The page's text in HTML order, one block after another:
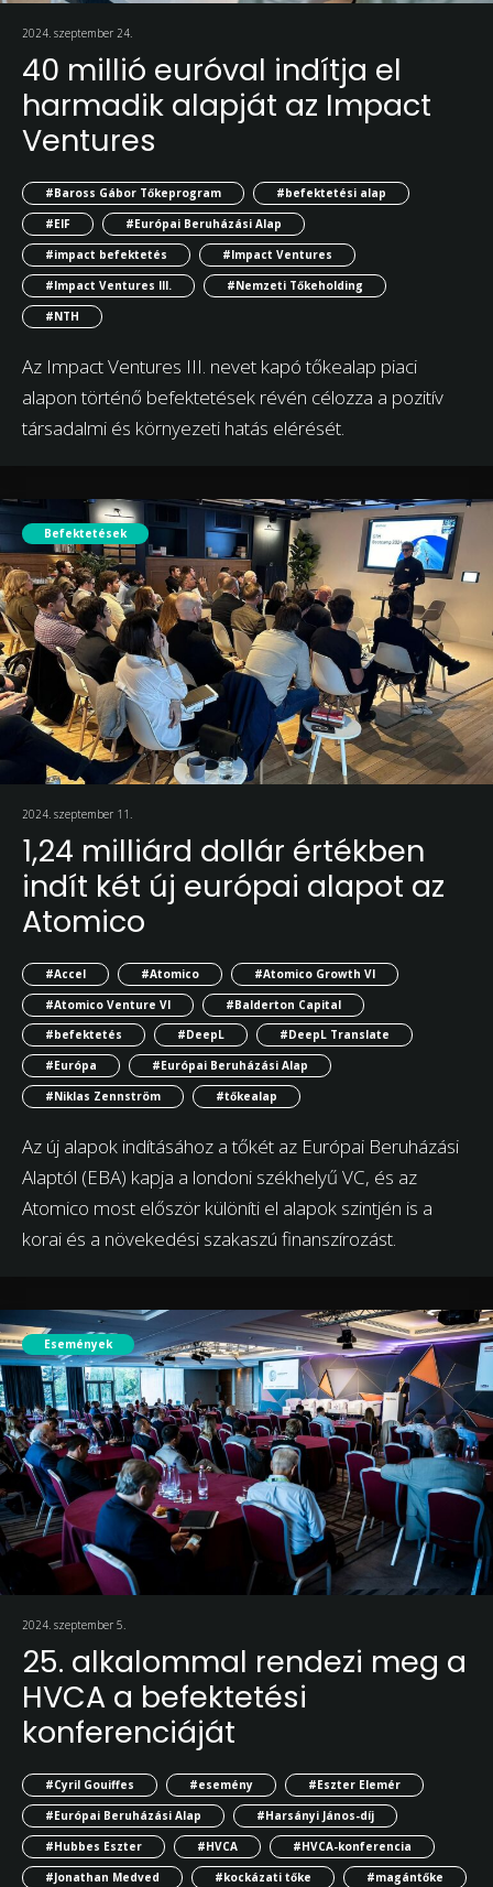
2024. szeptember 24.
40 millió euróval indítja el
harmadik alapját az Impact
Ventures
#Baross Gábor Tőkeprogram
#befektetési alap
#EIF
#Európai Beruházási Alap
#impact befektetés
#Impact Ventures
#Impact Ventures III.
#Nemzeti Tőkeholding
#NTH
Az Impact Ventures III. nevet kapó tőkealap piaci
alapon történő befektetések révén célozza a pozitív
társadalmi és környezeti hatás elérését.
Befektetések
2024. szeptember 11.
1,24 milliárd dollár értékben
indít két új európai alapot az
Atomico
#Accel #Atomico
#Atomico Growth VI
#Atomico Venture VI
#Balderton Capital
#befektetés
#DeepL
#DeepL Translate
#Európa
#Európai Beruházási Alap
#Niklas Zennström
#tőkealap
Az új alapok indításához a tőkét az Európai Beruházási
Alaptól (EBA) kapja a londoni székhelyű VC, és az
Atomico most először különíti el alapok szintjén is a
korai és a növekedési szakaszú finanszírozást.
Események
2024. szeptember 5.
25. alkalommal rendezi meg a
HVCA a befektetési
konferenciáját
#Cyril Gouiffes #esemény
#Eszter Elemér
#Európai Beruházási Alap
#Harsányi János-díj
#Hubbes Eszter
#HVCA
#HVCA-konferencia
#Jonathan Medved
#kockázati tőke
#magántőke